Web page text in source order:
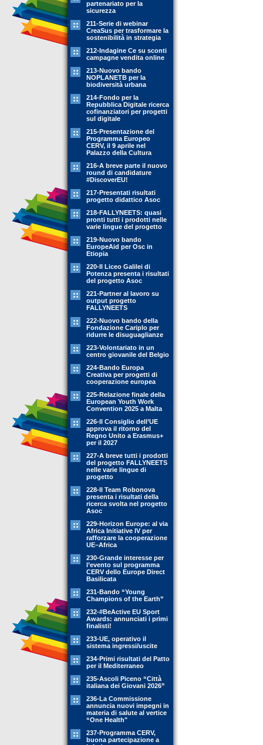
partenariato per la
sicurezza
211-Serie di webinar
CreaSus per trasformare la
sostenibilità in strategia
212-Indagine Ce su sconti
campagne vendita online
213-Nuovo bando
NOPLANETB per la
biodiversità urbana
214-Fondo per la
Repubblica Digitale ricerca
cofinanziatori per progetti
sul digitale
215-Presentazione del
Programma Europeo
CERV, il 9 aprile nel
Palazzo della Cultura
216-A breve parte il nuovo
round di candidature
#DiscoverEU!
217-Presentati risultati
progetto didattico Asoc
218-FALLYNEETS: quasi
pronti tutti i prodotti nelle
varie lingue del progetto
219-Nuovo bando
EuropeAid per Osc in
Etiopia
220-Il Liceo Galilei di
Potenza presenta i risultati
del progetto Asoc
221-Partner al lavoro su
output progetto
FALLYNEETS
222-Nuovo bando della
Fondazione Cariplo per
ridurre le disuguaglianze
223-Volontariato in un
centro giovanile del Belgio
224-Bando Europa
Creativa per progetti di
cooperazione europea
225-Relazione finale della
European Youth Work
Convention 2025 a Malta
226-Il Consiglio dell’UE
approva il ritorno del
Regno Unito a Erasmus+
per il 2027
227-A breve tutti i prodotti
del progetto FALLYNEETS
nelle varie lingue di
progetto
228-Il Team Robonova
presenta i risultati della
ricerca svolta nel progetto
Asoc
229-Horizon Europe: al via
Africa Initiative IV per
rafforzare la cooperazione
UE–Africa
230-Grande interesse per
l’evento sul programma
CERV dello Europe Direct
Basilicata
231-Bando “Young
Champions of the Earth”
232-#BeActive EU Sport
Awards: annunciati i primi
finalisti!
233-UE, operativo il
sistema ingressi/uscite
234-Primi risultati del Patto
per il Mediterraneo
235-Ascoli Piceno “Città
italiana dei Giovani 2026”
236-La Commissione
annuncia nuovi impegni in
materia di salute al vertice
“One Health"
237-Programma CERV,
buona partecipazione a